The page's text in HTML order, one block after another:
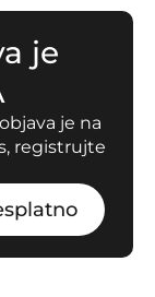
je
je na
registrujte